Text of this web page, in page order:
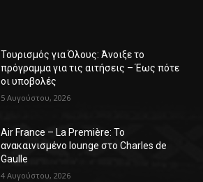
Τουρισμός για Όλους: Άνοιξε το
πρόγραμμα για τις αιτήσεις – Έως πότε
οι υποβολές
5 Αυγούστου, 2026
Air France – La Première: Το
ανακαινισμένο lounge στο Charles de
Gaulle
4 Αυγούστου, 2026